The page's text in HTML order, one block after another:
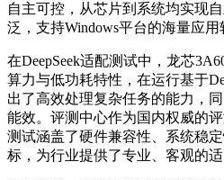
自主可控，从芯片到系统均实现
泛，支持Windows平台的海量应用
在DeepSeek适配测试中，龙芯
算力与低功耗特性，在运行基于
出了高效处理复杂任务的能力，
能效。评测中心作为国内权威的
测试涵盖了硬件兼容性、系统稳
标，为行业提供了专业、客观的适